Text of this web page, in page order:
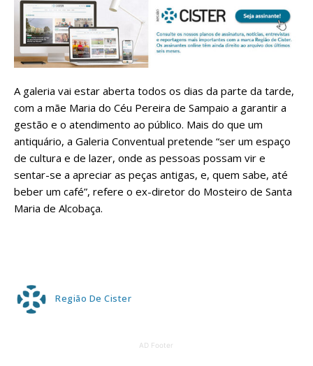
A galeria vai estar aberta todos os dias da parte da tarde,
com a mãe Maria do Céu Pereira de Sampaio a garantir a
gestão e o atendimento ao público. Mais do que um
antiquário, a Galeria Conventual pretende “ser um espaço
de cultura e de lazer, onde as pessoas possam vir e
sentar-se a apreciar as peças antigas, e, quem sabe, até
beber um café”, refere o ex-diretor do Mosteiro de Santa
Maria de Alcobaça.
Região De Cister
AD Footer